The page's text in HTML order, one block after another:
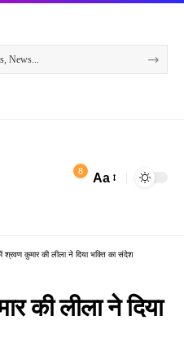
8 Aa
कुमार की लीला ने दिया भक्ति का संदेश
की लीला ने दिया